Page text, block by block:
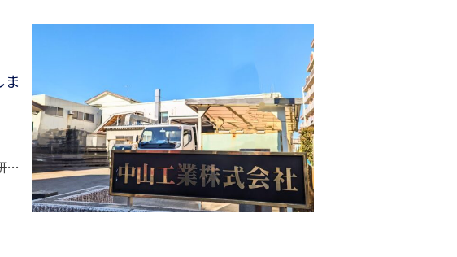
切削 研削 研磨 穴あけ加工・タップ加工 表面処理